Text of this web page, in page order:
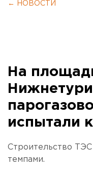
← НОВОСТИ
На
испытали
Строительство
темпами.